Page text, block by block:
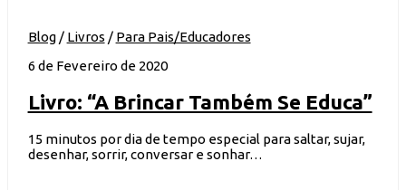
Blog/ Livros / Para Pais/Educadores
6 de Fevereiro de 2020
Livro: “A Brincar Também Se Educa”
15 minutos por dia de tempo especial para saltar, sujar,
desenhar, sorrir, conversar e sonhar…